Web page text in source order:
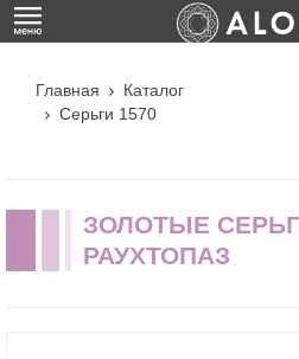
Главная
Каталог
Серьги 1570
ЗОЛОТЫЕ
РАУХТОПАЗ